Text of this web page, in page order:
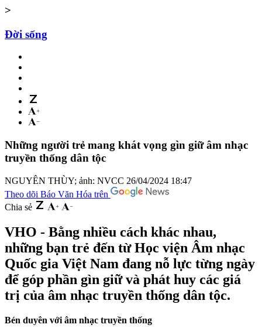
>
Đời sống
Những người trẻ mang khát vọng gìn giữ âm nhạc
truyền thống dân tộc
NGUYÊN THÙY; ảnh: NVCC 26/04/2024 18:47
Theo dõi Báo Văn Hóa trên
Chia sẻ
VHO - Bằng nhiều cách khác nhau,
những bạn trẻ đến từ Học viện Âm nhạc
Quốc gia Việt Nam đang nỗ lực từng ngày
để góp phần gìn giữ và phát huy các giá
trị của âm nhạc truyền thống dân tộc.
Bén duyên với âm nhạc truyền thống